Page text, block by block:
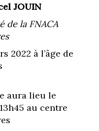
JOUIN
de la FNACA
2022 à l’âge de
aura lieu le
au centre